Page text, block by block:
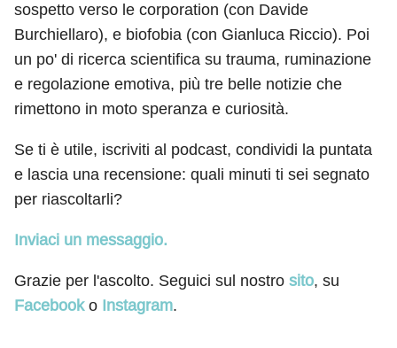
sospetto verso le corporation (con Davide
Burchiellaro), e biofobia (con Gianluca Riccio). Poi
un po' di ricerca scientifica su trauma, ruminazione
e regolazione emotiva, più tre belle notizie che
rimettono in moto speranza e curiosità.
Se ti è utile, iscriviti al podcast, condividi la puntata
e lascia una recensione: quali minuti ti sei segnato
per riascoltarli?
Inviaci un messaggio.
Grazie per l'ascolto. Seguici sul nostro sito, su
Facebooko Instagram.